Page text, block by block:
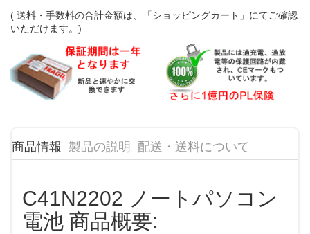
( 送料・手数料の合計金額は、「ショッピングカート」にてご確認
いただけます。)
商品情報 製品の説明 配送・送料について
C41N2202 ノートパソコン
電池 商品概要: